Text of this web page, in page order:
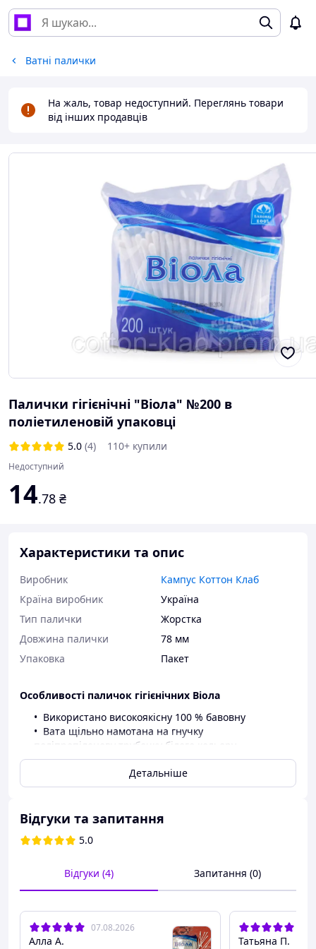
Ватні палички
На жаль, товар недоступний. Переглянь товари
від інших продавців
Палички гігієнічні "Віола" №200 в
поліетиленовій упаковці
5.0 (4) 110+ купили
Недоступний
14.78 ₴
Характеристики та опис
Виробник
Кампус Коттон Клаб
Країна виробник
Україна
Тип палички
Жорстка
Довжина палички
78 мм
Упаковка
Пакет
Особливості паличок гігієнічних Віола
Використано високоякісну 100 % бавовну
Вата щільно намотана на гнучку
поліпропіленову трубочку білого кольору
Довжина палички – 80+-5мм;.
Не викликають алергії
Мають зручне фасування.
Наявність проміжних пакувань, зручних для
транспортування та використання.
Виробничий стандарт:
ТУ У 24.4-23721570-008:2001.
Гарантійний строк зберігання:5 років.
Пакування:200 шт./ п/е.
Кількість у ящику:
Детальніше
Відгуки та запитання
5.0
Відгуки (4) Запитання (0)
07.08.2026
Алла А. Татьяна П.